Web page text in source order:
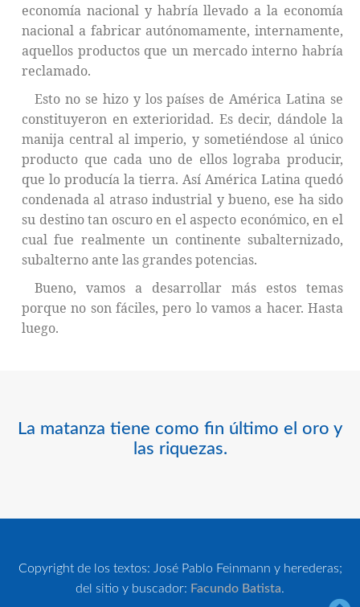
economía nacional y habría llevado a la economía
nacional a fabricar autónomamente, internamente,
aquellos productos que un mercado interno habría
reclamado.
Esto no se hizo y los países de América Latina se
constituyeron en exterioridad. Es decir, dándole la
manija central al imperio, y sometiéndose al único
producto que cada uno de ellos lograba producir,
que lo producía la tierra. Así América Latina quedó
condenada al atraso industrial y bueno, ese ha sido
su destino tan oscuro en el aspecto económico, en el
cual fue realmente un continente subalternizado,
subalterno ante las grandes potencias.
Bueno, vamos a desarrollar más estos temas
porque no son fáciles, pero lo vamos a hacer. Hasta
luego.
La matanza tiene como fin último el oro y
las riquezas.
Copyright de los textos: José Pablo Feinmann y herederas;
del sitio y buscador: Facundo Batista.